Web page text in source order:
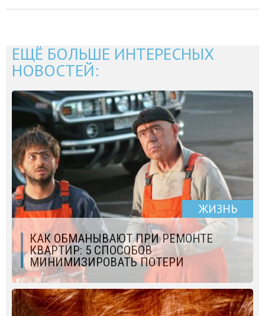
ЕЩЁ БОЛЬШЕ ИНТЕРЕСНЫХ
НОВОСТЕЙ:
ЖИЗНЬ
КАК ОБМАНЫВАЮТ ПРИ РЕМОНТЕ
КВАРТИР: 5 СПОСОБОВ
МИНИМИЗИРОВАТЬ ПОТЕРИ